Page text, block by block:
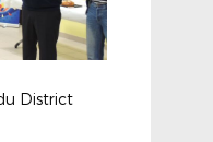
District